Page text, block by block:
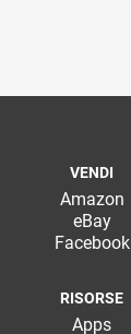
VENDI
Amazon
eBay
Facebook
RISORSE
Apps